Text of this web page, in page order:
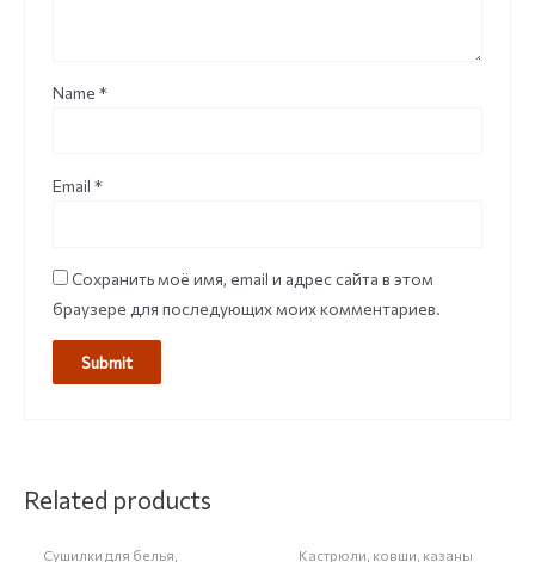
Name *
Email *
Сохранить моё имя, email и адрес сайта в этом
браузере для последующих моих комментариев.
Related products
Сушилки для белья, Кастрюли, ковши, казаны